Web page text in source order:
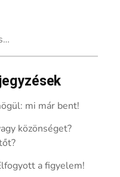
mi már bent!
közönséget?
a figyelem!